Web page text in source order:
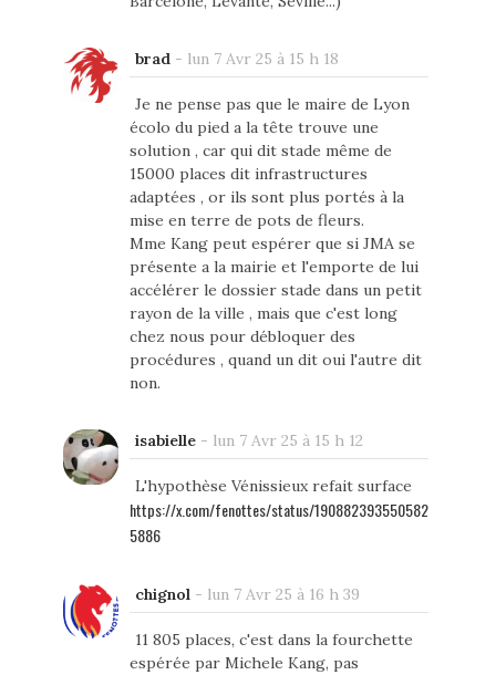
brad- lun 7 Avr 25 à 15 h 18
Je ne pense pas que le maire de Lyon
écolo du pied a la tête trouve une
solution , car qui dit stade même de
15000 places dit infrastructures
adaptées , or ils sont plus portés à la
mise en terre de pots de fleurs.
Mme Kang peut espérer que si JMA se
présente a la mairie et l'emporte de lui
accélérer le dossier stade dans un petit
rayon de la ville , mais que c'est long
chez nous pour débloquer des
procédures , quand un dit oui l'autre dit
non.
isabielle- lun 7 Avr 25 à 15 h 12
L'hypothèse Vénissieux refait surface
https://x.com/fenottes/status/190882393550582
5886
chignol- lun 7 Avr 25 à 16 h 39
11 805 places, c'est dans la fourchette
espérée par Michele Kang, pas